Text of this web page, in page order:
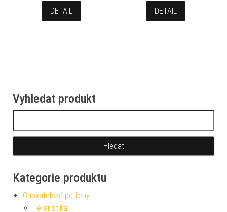
DETAIL DETAIL
Vyhledat produkt
Kategorie produktu
Chovatelské potřeby
Teraristika